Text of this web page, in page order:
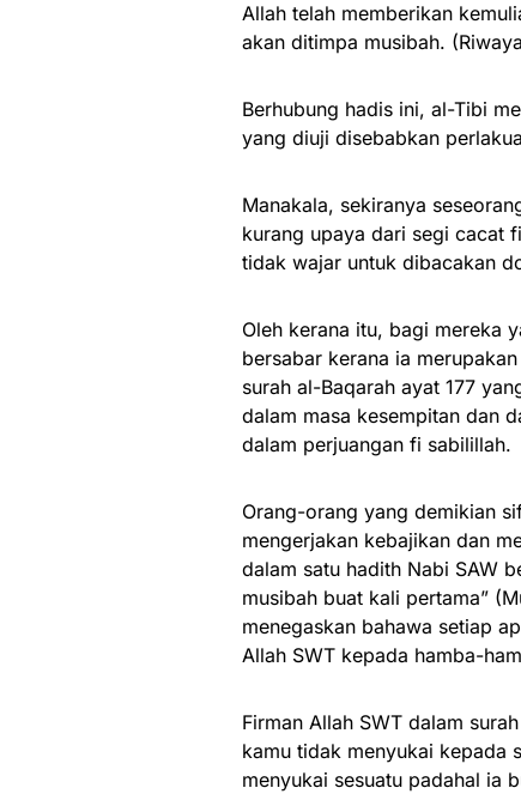
Allah telah memberikan
akan ditimpa musibah.
Berhubung hadis ini, al-Tibi
yang diuji disebabkan
Manakala, sekiranya
kurang upaya dari segi cacat
tidak wajar untuk dibacakan
Oleh kerana itu, bagi mereka
bersabar kerana ia
surah al-Baqarah ayat 177
dalam masa kesempitan dan
dalam perjuangan fi sabilillah.
Orang-orang yang demikian
mengerjakan kebajikan dan
dalam satu hadith Nabi SAW
musibah buat kali pertama”
menegaskan bahawa setiap
Allah SWT kepada hamba-
Firman Allah SWT dalam
kamu tidak menyukai kepada
menyukai sesuatu padahal ia